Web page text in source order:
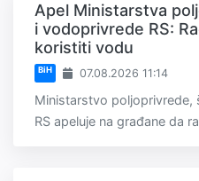
Apel Ministarstva
i vodoprivrede RS:
koristiti vodu
BiH 07.08.2026 11:14
Ministarstvo
RS apeluje na građane da